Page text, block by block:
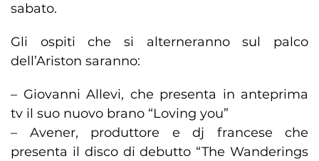
sabato.
Gli ospiti che si alterneranno sul palco
dell’Ariston saranno:
– Giovanni Allevi, che presenta in anteprima
tv il suo nuovo brano “Loving you”
– Avener, produttore e dj francese che
presenta il disco di debutto “The Wanderings